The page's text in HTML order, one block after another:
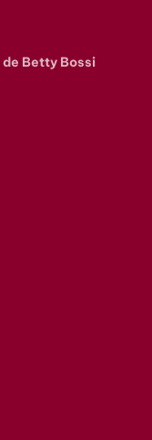
Betty Bossi